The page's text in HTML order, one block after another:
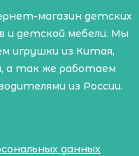
магазин детских
и детской мебели. Мы
игрушки из Китая,
а так же работаем
из России.
данных